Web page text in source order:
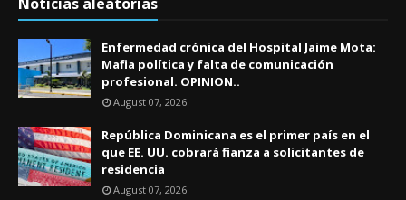
Enfermedad crónica del Hospital Jaime Mota:
Mafia política y falta de comunicación
profesional. OPINION..
August 07, 2026
República Dominicana es el primer país en el
que EE. UU. cobrará fianza a solicitantes de
residencia
August 07, 2026